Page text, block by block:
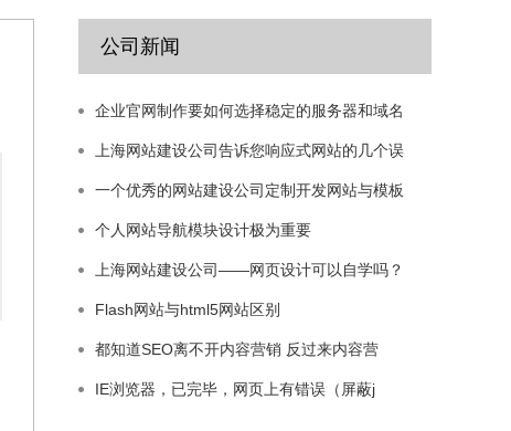
公司新闻
企业官网制作要如何选择稳定的服务器和域名
上海网站建设公司告诉您响应式网站的几个误
一个优秀的网站建设公司定制开发网站与模板
个人网站导航模块设计极为重要
上海网站建设公司——网页设计可以自学吗？
Flash网站与html5网站区别
都知道SEO离不开内容营销 反过来内容营
IE浏览器，已完毕，网页上有错误（屏蔽j